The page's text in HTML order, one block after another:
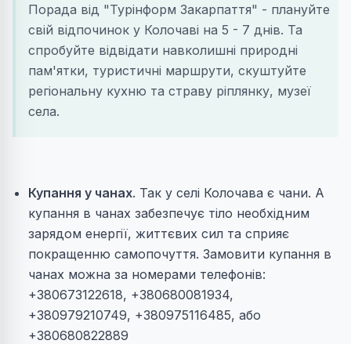
Порада від "Турінформ Закарпаття" - плануйте
свій відпочинок у Колочаві на 5 - 7 днів. Та
спробуйте відвідати навколишні природні
пам'ятки, туристичні маршрути, скуштуйте
регіональну кухню та страву ріплянку, музеї
села.
Купання у чанах. Так у селі Колочава є чани. А
купання в чанах забезпечує тіло необхідним
зарядом енергії, життєвих сил та сприяє
покращенню самопочуття. Замовити купання в
чанах можна за номерами телефонів:
+380673122618, +380680081934,
+380979210749, +380975116485, або
+380680822889